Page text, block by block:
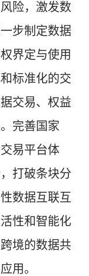
险，激发数
步制定数据
界定与使用
标准化的交
交易、权益
完善国家
易平台体
打破条块分
数据互联互
性和智能化
境的数据共
用。